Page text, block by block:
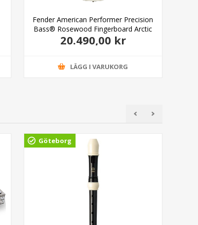
Fender American Performer Precision
Bass® Rosewood Fingerboard Arctic
White
20.490,00 kr
LÄGG I VARUKORG
Göteborg